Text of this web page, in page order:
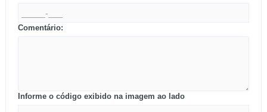
Comentário:
Informe o código exibido na imagem ao lado